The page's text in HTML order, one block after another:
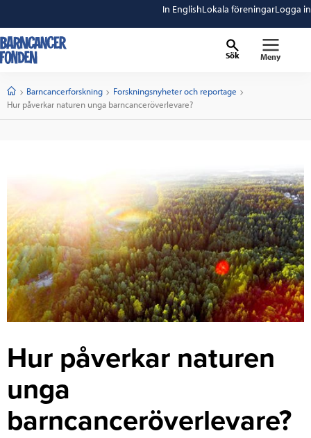
In EnglishLokala föreningarLogga in
Sök Meny
StartBarncancerforskning
Forskningsnyheter och reportage
Current:
Hur påverkar naturen unga barncanceröverlevare?
Hur påverkar naturen
unga
barncanceröverlevare?